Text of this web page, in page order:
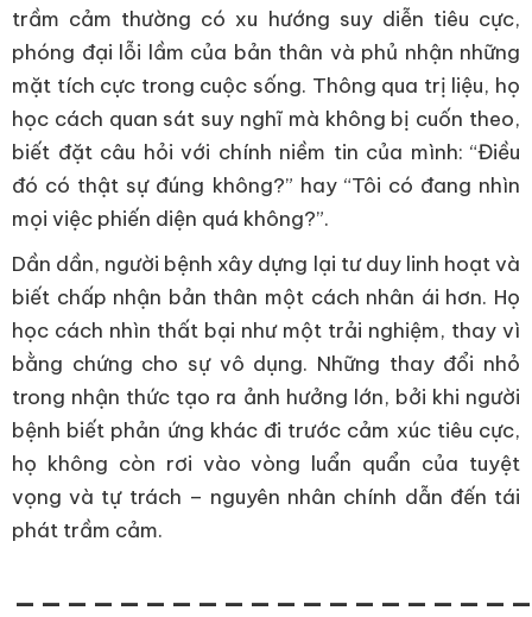
trầm cảm thường có xu hướng suy diễn tiêu cực,
phóng đại lỗi lầm của bản thân và phủ nhận những
mặt tích cực trong cuộc sống. Thông qua trị liệu, họ
học cách quan sát suy nghĩ mà không bị cuốn theo,
biết đặt câu hỏi với chính niềm tin của mình: “Điều
đó có thật sự đúng không?” hay “Tôi có đang nhìn
mọi việc phiến diện quá không?”.
Dần dần, người bệnh xây dựng lại tư duy linh hoạt và
biết chấp nhận bản thân một cách nhân ái hơn. Họ
học cách nhìn thất bại như một trải nghiệm, thay vì
bằng chứng cho sự vô dụng. Những thay đổi nhỏ
trong nhận thức tạo ra ảnh hưởng lớn, bởi khi người
bệnh biết phản ứng khác đi trước cảm xúc tiêu cực,
họ không còn rơi vào vòng luẩn quẩn của tuyệt
vọng và tự trách – nguyên nhân chính dẫn đến tái
phát trầm cảm.